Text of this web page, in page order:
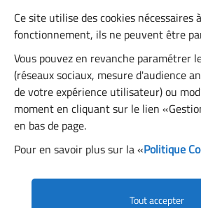
Samedi : 08:30 à
Dimanche :
Restons
S’abonner à la
FacebookInstagram
Ce site utilise des cookies nécessaires
fonctionnement, ils ne peuvent être
Vous pouvez en revanche paramétrer
(réseaux sociaux, mesure d'audience
de votre expérience utilisateur) ou
moment en cliquant sur le lien
en bas de page.
Pour en savoir plus sur la «Politique
Tout accepter